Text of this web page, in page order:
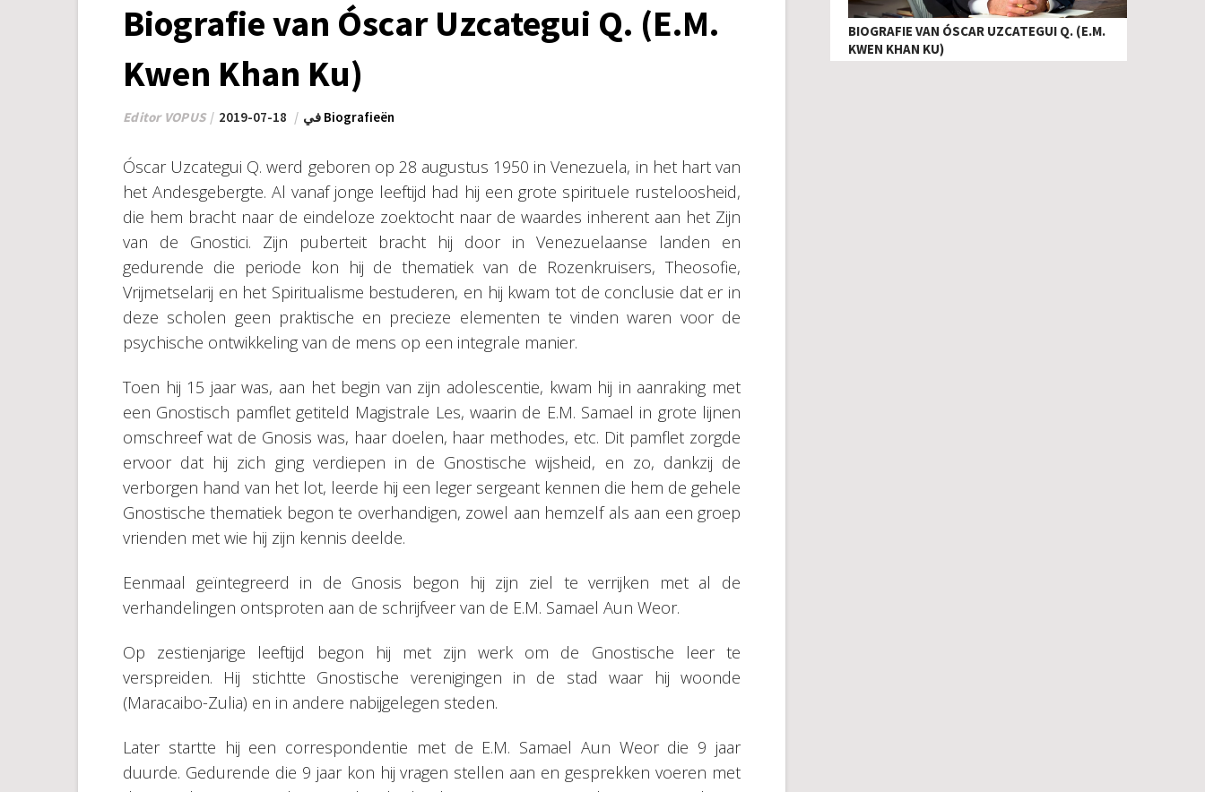
Biografie van Óscar Uzcategui Q. (E.M.
Kwen Khan Ku)
Editor VOPUS 2019-07-18 Biografieën
Óscar Uzcategui Q. werd geboren op 28 augustus 1950 in Venezuela, in het hart van
het Andesgebergte. Al vanaf jonge leeftijd had hij een grote spirituele rusteloosheid,
die hem bracht naar de eindeloze zoektocht naar de waardes inherent aan het Zijn
van de Gnostici. Zijn puberteit bracht hij door in Venezuelaanse landen en
gedurende die periode kon hij de thematiek van de Rozenkruisers, Theosofie,
Vrijmetselarij en het Spiritualisme bestuderen, en hij kwam tot de conclusie dat er in
deze scholen geen praktische en precieze elementen te vinden waren voor de
psychische ontwikkeling van de mens op een integrale manier.
Toen hij 15 jaar was, aan het begin van zijn adolescentie, kwam hij in aanraking met
een Gnostisch pamflet getiteld Magistrale Les, waarin de E.M. Samael in grote lijnen
omschreef wat de Gnosis was, haar doelen, haar methodes, etc. Dit pamflet zorgde
ervoor dat hij zich ging verdiepen in de Gnostische wijsheid, en zo, dankzij de
verborgen hand van het lot, leerde hij een leger sergeant kennen die hem de gehele
Gnostische thematiek begon te overhandigen, zowel aan hemzelf als aan een groep
vrienden met wie hij zijn kennis deelde.
Eenmaal geïntegreerd in de Gnosis begon hij zijn ziel te verrijken met al de
verhandelingen ontsproten aan de schrijfveer van de E.M. Samael Aun Weor.
Op zestienjarige leeftijd begon hij met zijn werk om de Gnostische leer te
verspreiden. Hij stichtte Gnostische verenigingen in de stad waar hij woonde
(Maracaibo-Zulia) en in andere nabijgelegen steden.
Later startte hij een correspondentie met de E.M. Samael Aun Weor die 9 jaar
duurde. Gedurende die 9 jaar kon hij vragen stellen aan en gesprekken voeren met
BIOGRAFIE VAN ÓSCAR UZCATEGUI Q. (E.M.
KWEN KHAN KU)